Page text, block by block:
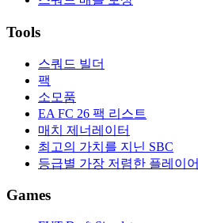
Tools
스쿼드 빌더
팩
소모품
EA FC 26 팩 리스트
매치 제너레이터
최고의 가치를 지닌 SBC
등급별 가장 저렴한 플레이어
Games